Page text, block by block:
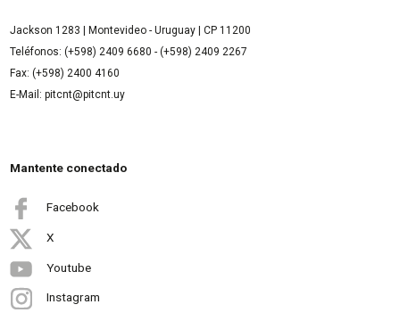
Jackson 1283 | Montevideo - Uruguay | CP 11200
Teléfonos: (+598) 2409 6680 - (+598) 2409 2267
Fax: (+598) 2400 4160
E-Mail: pitcnt@pitcnt.uy
Mantente conectado
Facebook
X
Youtube
Instagram